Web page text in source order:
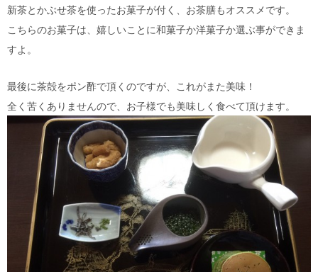
新茶とかぶせ茶を使ったお菓子が付く、お茶膳もオススメです。
こちらのお菓子は、嬉しいことに和菓子か洋菓子か選ぶ事ができま
すよ。
最後に茶殻をポン酢で頂くのですが、これがまた美味！
全く苦くありませんので、お子様でも美味しく食べて頂けます。